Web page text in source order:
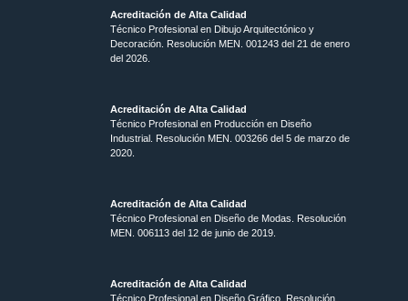
Acreditación de Alta Calidad
Técnico Profesional en Dibujo Arquitectónico y
Decoración. Resolución MEN. 001243 del 21 de enero
del 2026.
Acreditación de Alta Calidad
Técnico Profesional en Producción en Diseño
Industrial. Resolución MEN. 003266 del 5 de marzo de
2020.
Acreditación de Alta Calidad
Técnico Profesional en Diseño de Modas. Resolución
MEN. 006113 del 12 de junio de 2019.
Acreditación de Alta Calidad
Técnico Profesional en Diseño Gráfico. Resolución